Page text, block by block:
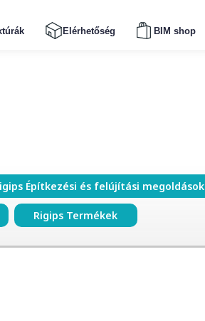
Elérhetőség BIM shop
Építkezési és felújítási megoldások
Rigips Termékek